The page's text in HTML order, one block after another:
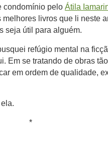
condomínio pelo Átila
livros que li neste
seja útil para alguém.
refúgio mental na
Em se tratando de obras
em ordem de qualidade,
*